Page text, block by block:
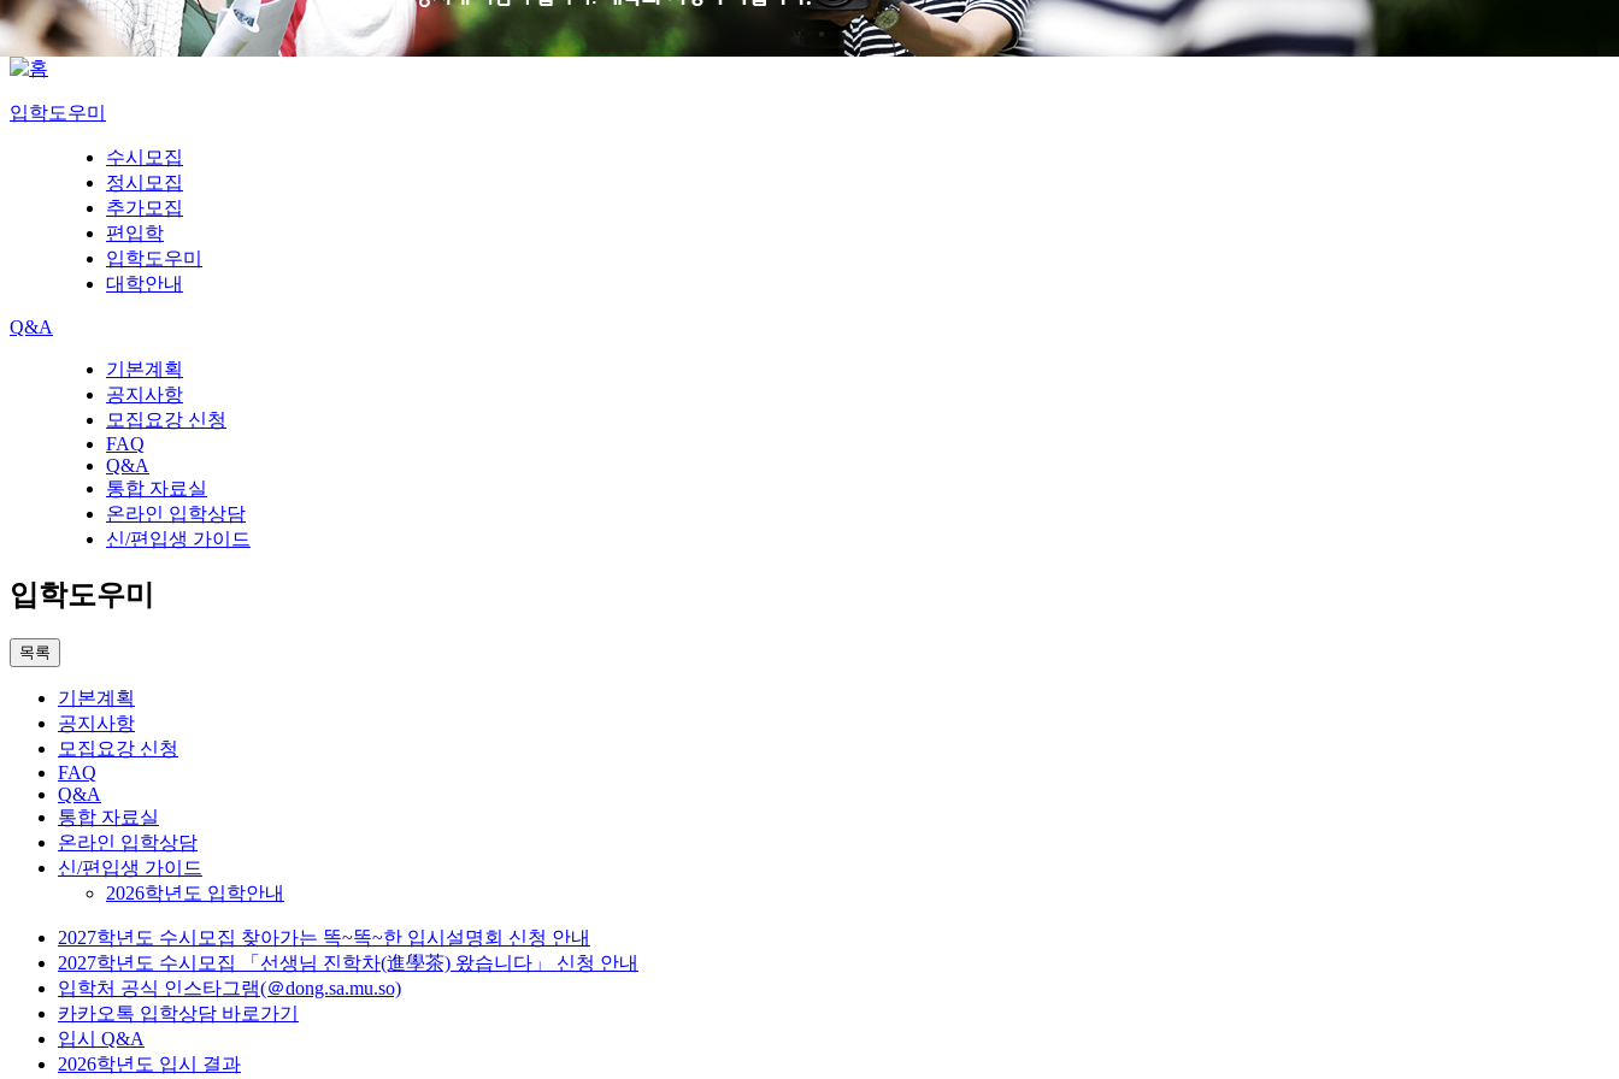
입학도우미
수시모집
정시모집
추가모집
편입학
입학도우미
대학안내
Q&A
기본계획
공지사항
모집요강 신청
FAQ
Q&A
통합 자료실
온라인 입학상담
신/편입생 가이드
입학도우미
목록
기본계획
공지사항
모집요강 신청
FAQ
Q&A
통합 자료실
온라인 입학상담
신/편입생 가이드
2026학년도 입학안내
2027학년도 수시모집 찾아가는 똑~똑~한 입시설명회 신청 안내
2027학년도 수시모집 「선생님 진학차(進學茶) 왔습니다」 신청 안내
입학처 공식 인스타그램(＠dong.sa.mu.so)
카카오톡 입학상담 바로가기
입시 Q&A
2026학년도 입시 결과